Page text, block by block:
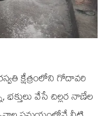
క్షేత్రంలోని గోదావరి
వేసే చిల్లర నాణేల